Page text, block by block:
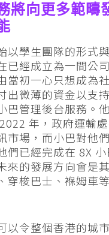
將向更多範疇
以學生團隊的形式
已經成立為一間公
當初一心只想成為
出微薄的資金以支
巴管理後台服務。
年，政府運輸
市場，而小巴對他
們已經完成在 8X
來的發展方向會是
穿梭巴士、褓姆車
以令整個香港的城